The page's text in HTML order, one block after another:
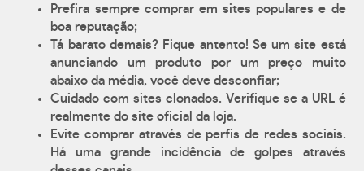
Prefira sempre comprar em sites populares e de
boa reputação;
Tá barato demais? Fique antento! Se um site está
anunciando um produto por um preço muito
abaixo da média, você deve desconfiar;
Cuidado com sites clonados. Verifique se a URL é
realmente do site oficial da loja.
Evite comprar através de perfis de redes sociais.
Há uma grande incidência de golpes através